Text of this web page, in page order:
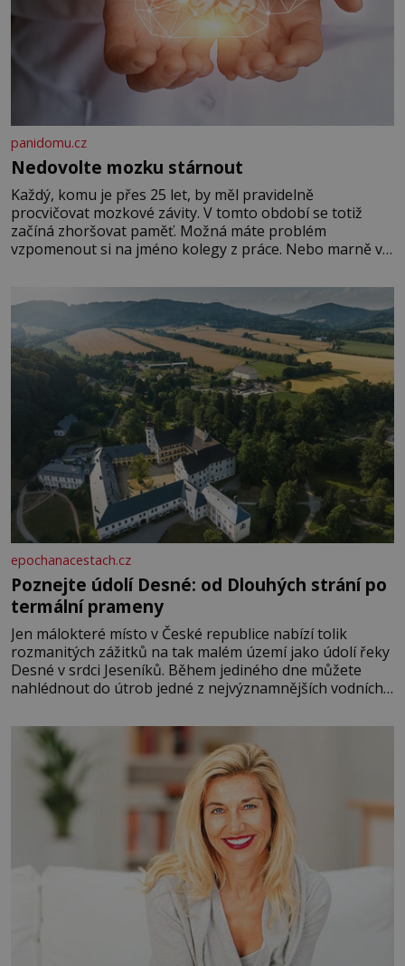
panidomu.cz
Nedovolte mozku stárnout
Každý, komu je přes 25 let, by měl pravidelně
procvičovat mozkové závity. V tomto období se totiž
začíná zhoršovat paměť. Možná máte problém
vzpomenout si na jméno kolegy z práce. Nebo marně v
Je to opravdu tak, s věkem jako kdyby se paměť
rozhodla stávkovat. Cvičte
epochanacestach.cz
Poznejte údolí Desné: od Dlouhých strání po
termální prameny
Jen málokteré místo v České republice nabízí tolik
rozmanitých zážitků na tak malém území jako údolí řeky
Desné v srdci Jeseníků. Během jediného dne můžete
nahlédnout do útrob jedné z nejvýznamnějších vodních
se na koloběžce a den zakončit poznáváním památek ve
Velkých Losinách nebo v termálním